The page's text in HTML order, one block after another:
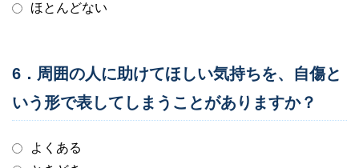
ほとんどない
6．周囲の人に助けてほしい気持ちを、自傷と
いう形で表してしまうことがありますか？
よくある